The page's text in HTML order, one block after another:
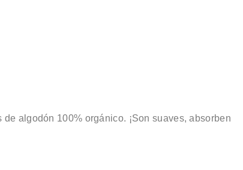
algodón 100% orgánico. ¡Son suaves, absorben